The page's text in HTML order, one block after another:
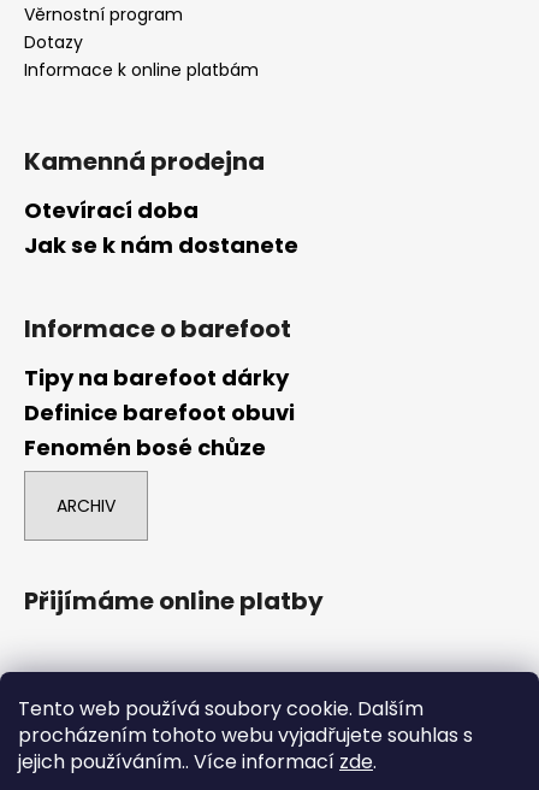
Tento web používá soubory cookie. Dalším
procházením tohoto webu vyjadřujete souhlas s
jejich používáním.. Více informací zde.
Věrnostní program
Dotazy
Informace k online platbám
Kamenná prodejna
Otevírací doba
Jak se k nám dostanete
Informace o barefoot
Tipy na barefoot dárky
Definice barefoot obuvi
Fenomén bosé chůze
ARCHIV
Přijímáme online platby
comgate